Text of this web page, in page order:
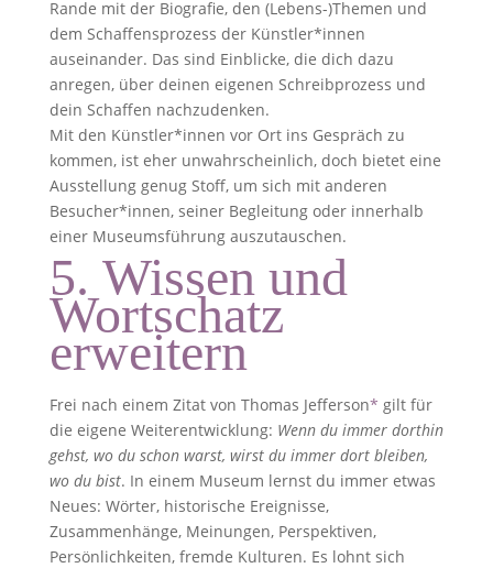
Rande mit der Biografie, den (Lebens-)Themen und
dem Schaffensprozess der Künstler*innen
auseinander. Das sind Einblicke, die dich dazu
anregen, über deinen eigenen Schreibprozess und
dein Schaffen nachzudenken.
Mit den Künstler*innen vor Ort ins Gespräch zu
kommen, ist eher unwahrscheinlich, doch bietet eine
Ausstellung genug Stoff, um sich mit anderen
Besucher*innen, seiner Begleitung oder innerhalb
einer Museumsführung auszutauschen.
5. Wissen und
Wortschatz
erweitern
Frei nach einem Zitat von Thomas Jefferson* gilt für
die eigene Weiterentwicklung: Wenn du immer dorthin
gehst, wo du schon warst, wirst du immer dort bleiben,
wo du bist. In einem Museum lernst du immer etwas
Neues: Wörter, historische Ereignisse,
Zusammenhänge, Meinungen, Perspektiven,
Persönlichkeiten, fremde Kulturen. Es lohnt sich